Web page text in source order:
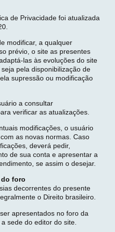
de Privacidade foi atualizada
modificar, a qualquer
prévio, o site as presentes
las às evoluções do site
seja pela disponibilização de
supressão ou modificação
a consultar
verificar as atualizações.
modificações, o usuário
as novas normas. Caso
deverá pedir,
de sua conta e apresentar a
se assim o desejar.
foro
decorrentes do presente
o Direito brasileiro.
apresentados no foro da
sede do editor do site.